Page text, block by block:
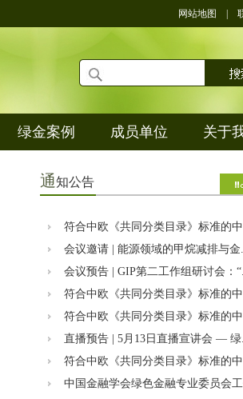
网站地图
绿金案例 成员单位 关于
通知公告
符合中欧《共同分类目录》标准的
会议邀请 | 能源领域的甲烷减排与金
会议预告 | GIP第二工作组研讨会：
符合中欧《共同分类目录》标准的
符合中欧《共同分类目录》标准的
直播预告 | 5月13日直播宣讲会 — 绿
符合中欧《共同分类目录》标准的
中国金融学会绿色金融专业委员会